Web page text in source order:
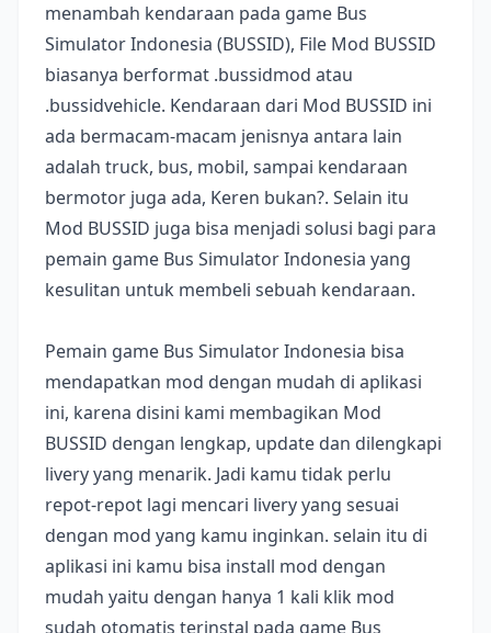
menambah kendaraan pada game Bus
Simulator Indonesia (BUSSID), File Mod BUSSID
biasanya berformat .bussidmod atau
.bussidvehicle. Kendaraan dari Mod BUSSID ini
ada bermacam-macam jenisnya antara lain
adalah truck, bus, mobil, sampai kendaraan
bermotor juga ada, Keren bukan?. Selain itu
Mod BUSSID juga bisa menjadi solusi bagi para
pemain game Bus Simulator Indonesia yang
kesulitan untuk membeli sebuah kendaraan.
Pemain game Bus Simulator Indonesia bisa
mendapatkan mod dengan mudah di aplikasi
ini, karena disini kami membagikan Mod
BUSSID dengan lengkap, update dan dilengkapi
livery yang menarik. Jadi kamu tidak perlu
repot-repot lagi mencari livery yang sesuai
dengan mod yang kamu inginkan. selain itu di
aplikasi ini kamu bisa install mod dengan
mudah yaitu dengan hanya 1 kali klik mod
sudah otomatis terinstal pada game Bus